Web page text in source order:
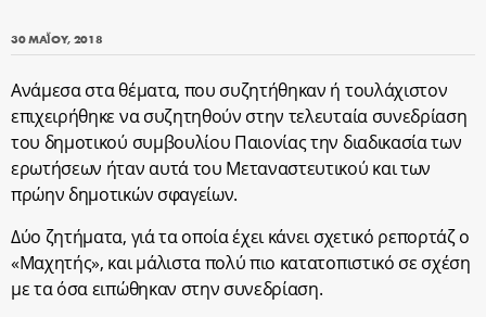
30 ΜΑΪ́ΟΥ, 2018
Ανάμεσα στα θέματα, που συζητήθηκαν ή τουλάχιστον
επιχειρήθηκε να συζητηθούν στην τελευταία συνεδρίαση
του δημοτικού συμβουλίου Παιονίας την διαδικασία των
ερωτήσεων ήταν αυτά του Μεταναστευτικού και των
πρώην δημοτικών σφαγείων.
Δύο ζητήματα, γιά τα οποία έχει κάνει σχετικό ρεπορτάζ ο
«Μαχητής», και μάλιστα πολύ πιο κατατοπιστικό σε σχέση
με τα όσα ειπώθηκαν στην συνεδρίαση.